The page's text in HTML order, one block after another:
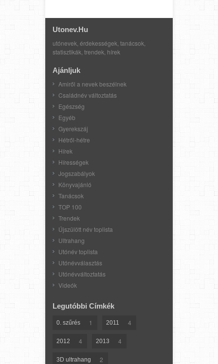
Utonev.hu
utónevek, érdekességek, tanácsok,
statisztikák, trendek, hírek
Ajánljuk
Amiről a nevek beszélnek
Családnév változtatás
Egészség
Egyéb
Gyerekszáj
Hétről-hétre
Hírek
Hírességek
Jogszabályok
Könyvajánló
Tanácsok
TOP 100
Trendek
Újszülött név toplista
Ultrahang
Utónév toplista
Utónévválasztás
Utónévváltoztatás
Videók
Legutóbbi Címkék
0. szűrés 1 2011 4
2012 4 2013 4
3D ultrahang 2